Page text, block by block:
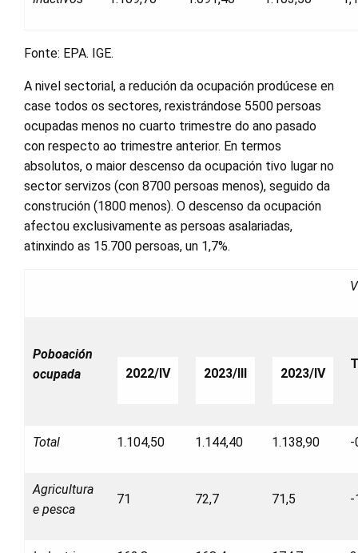
Fonte: EPA. IGE.
A nivel sectorial, a redución da ocupación prodúcese en
case todos os sectores, rexistrándose 5500 persoas
ocupadas menos no cuarto trimestre do ano pasado
con respecto ao trimestre anterior. En termos
absolutos, o maior descenso da ocupación tivo lugar no
sector servizos (con 8700 persoas menos), seguido da
construción (1800 menos). O descenso da ocupación
afectou exclusivamente as persoas asalariadas,
atinxindo as 15.700 persoas, un 1,7%.
Poboación
ocupada
2022/IV 2023/III 2023/IV
Total 1.104,50 1.144,40 1.138,90 -
Agricultura
e pesca
71 72,7 71,5 -